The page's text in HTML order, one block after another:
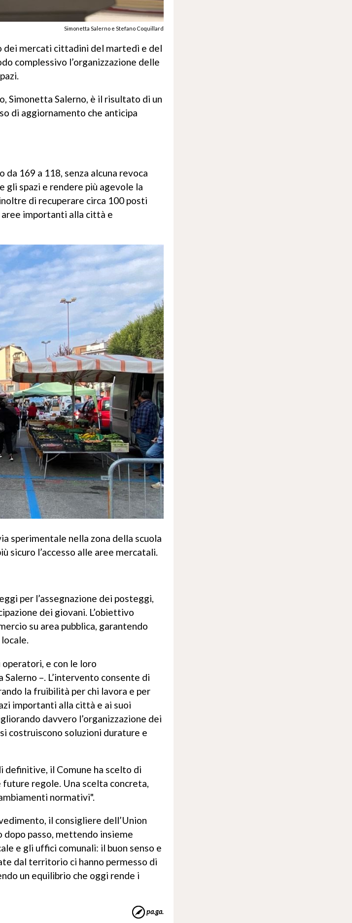
Simonetta Salerno e Stefano Coquillard
dei mercati cittadini del martedì e del
complessivo l’organizzazione delle
Simonetta Salerno, è il risultato di un
di aggiornamento che anticipa
169 a 118, senza alcuna revoca
gli spazi e rendere più agevole la
di recuperare circa 100 posti
importanti alla città e
sperimentale nella zona della scuola
sicuro l’accesso alle aree mercatali.
per l’assegnazione dei posteggi,
dei giovani. L’obiettivo
su area pubblica, garantendo
e con le loro
–. L’intervento consente di
la fruibilità per chi lavora e per
importanti alla città e ai suoi
davvero l’organizzazione dei
costruiscono soluzioni durature e
definitive, il Comune ha scelto di
regole. Una scelta concreta,
normativi".
il consigliere dell’Union
passo, mettendo insieme
e gli uffici comunali: il buon senso e
dal territorio ci hanno permesso di
un equilibrio che oggi rende i
pa.ga.